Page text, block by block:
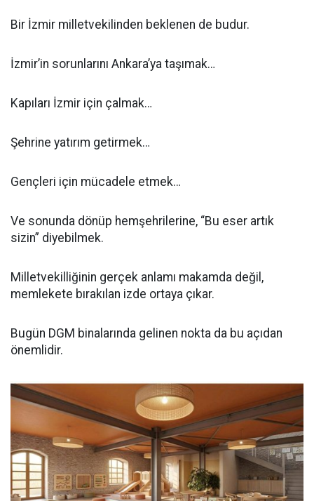
Bir İzmir milletvekilinden beklenen de budur.
İzmir’in sorunlarını Ankara’ya taşımak…
Kapıları İzmir için çalmak…
Şehrine yatırım getirmek…
Gençleri için mücadele etmek…
Ve sonunda dönüp hemşehrilerine, “Bu eser artık
sizin” diyebilmek.
Milletvekilliğinin gerçek anlamı makamda değil,
memlekete bırakılan izde ortaya çıkar.
Bugün DGM binalarında gelinen nokta da bu açıdan
önemlidir.